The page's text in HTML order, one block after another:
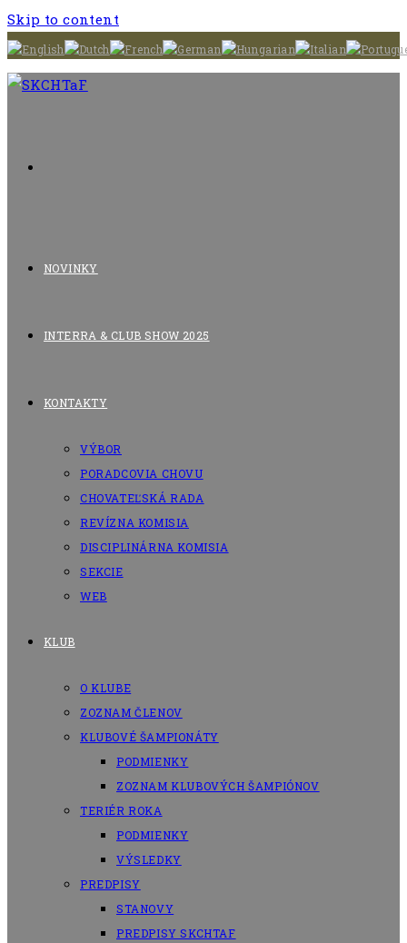
Skip to content
NOVINKY
INTERRA & CLUB SHOW 2025
KONTAKTY
VÝBOR
PORADCOVIA CHOVU
CHOVATEĽSKÁ RADA
REVÍZNA KOMISIA
DISCIPLINÁRNA KOMISIA
SEKCIE
WEB
KLUB
O KLUBE
ZOZNAM ČLENOV
KLUBOVÉ ŠAMPIONÁTY
PODMIENKY
ZOZNAM KLUBOVÝCH ŠAMPIÓNOV
TERIÉR ROKA
PODMIENKY
VÝSLEDKY
PREDPISY
STANOVY
PREDPISY SKCHTAF